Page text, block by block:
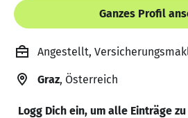
Ganzes Profil
Angestellt,
Graz, Österreich
Logg Dich ein, um alle Einträge